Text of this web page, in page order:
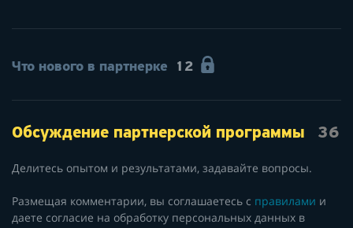
Что нового в партнерке 12
Обсуждение партнерской программы 36
Делитесь опытом и результатами, задавайте вопросы.
Размещая комментарии, вы соглашаетесь с правилами и
даете согласие на обработку персональных данных в